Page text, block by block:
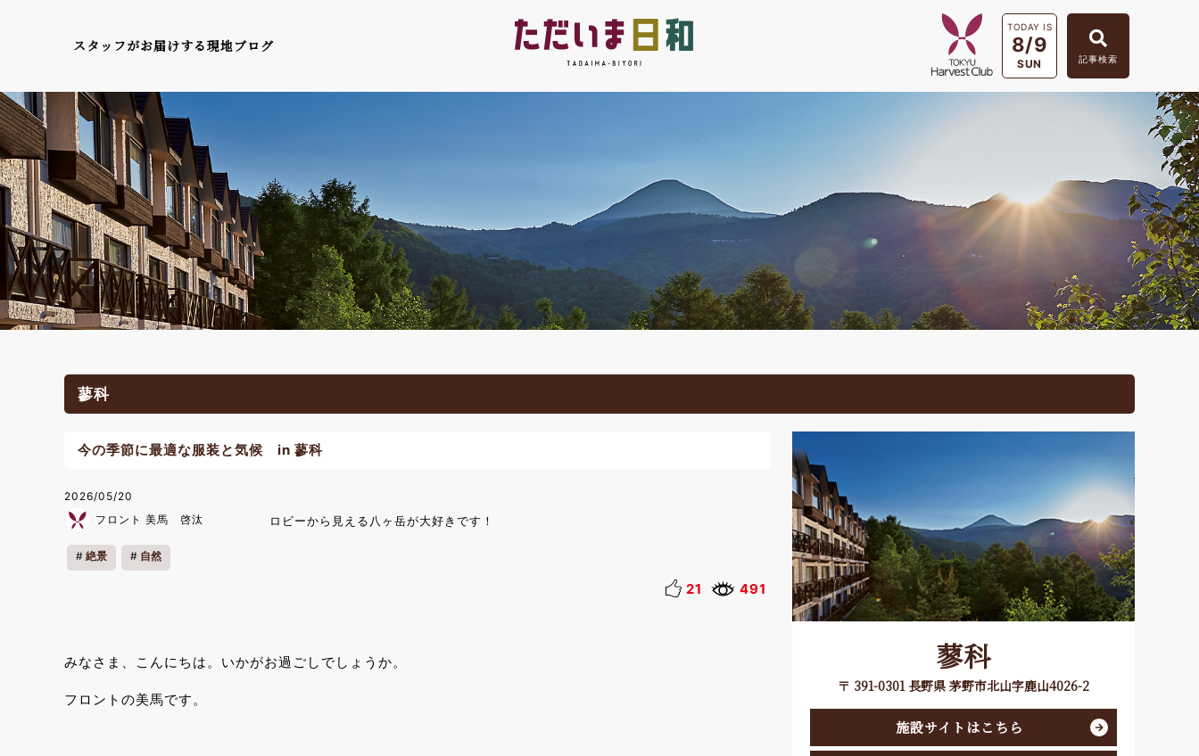
スタッフがお届けする現地ブログ
TODAY IS
8/9
SUN 記事検索
蓼科
今の季節に最適な服装と気候 in 蓼科
2026/05/20
フロント 美馬 啓汰
ロビーから見える八ヶ岳が大好きです！
絶景 自然
21 491
みなさま、こんにちは。いかがお過ごしでしょうか。
フロントの美馬です。
蓼科
〒 391-0301 長野県 茅野市北山字鹿山4026-2
施設サイトはこちら